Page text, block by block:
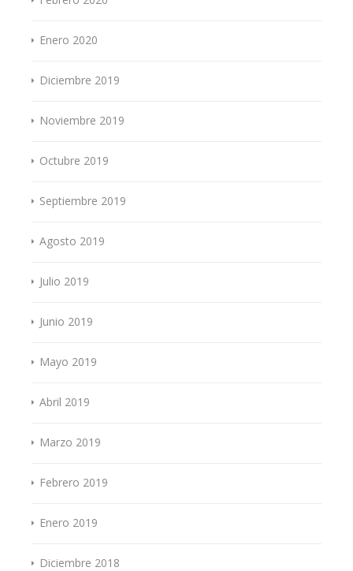
Enero 2020
Diciembre 2019
Noviembre 2019
Octubre 2019
Septiembre 2019
Agosto 2019
Julio 2019
Junio 2019
Mayo 2019
Abril 2019
Marzo 2019
Febrero 2019
Enero 2019
Diciembre 2018